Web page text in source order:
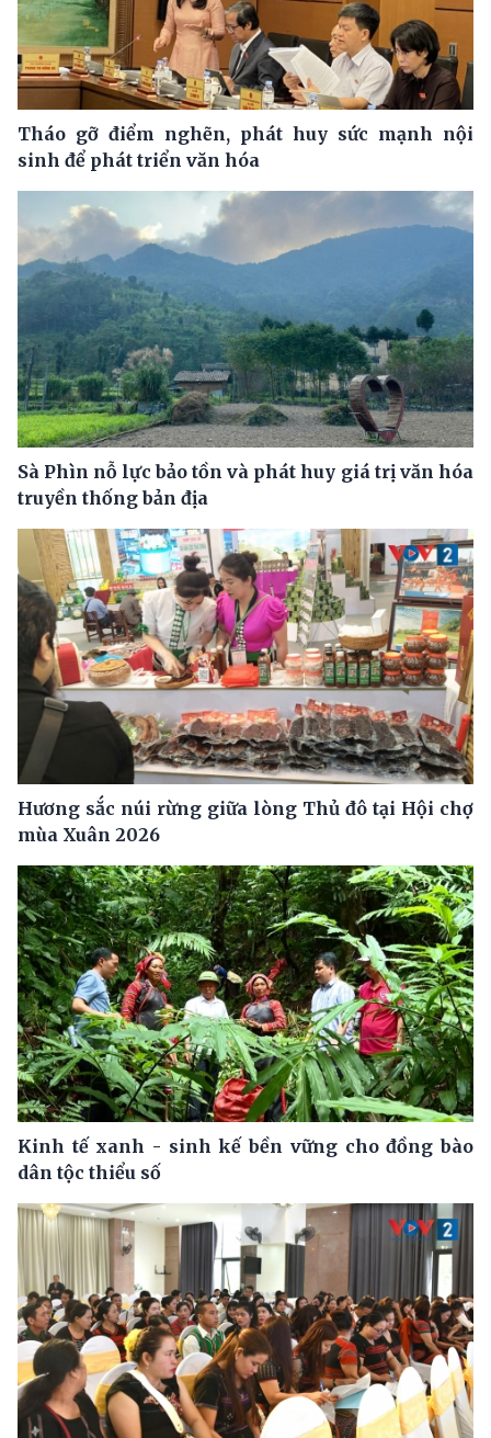
Tháo gỡ điểm nghẽn, phát huy sức mạnh nội
sinh để phát triển văn hóa
Sà Phìn nỗ lực bảo tồn và phát huy giá trị văn hóa
truyền thống bản địa
Hương sắc núi rừng giữa lòng Thủ đô tại Hội chợ
mùa Xuân 2026
Kinh tế xanh - sinh kế bền vững cho đồng bào
dân tộc thiểu số